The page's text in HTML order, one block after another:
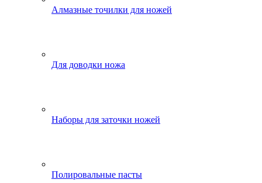
Алмазные точилки для ножей
Для доводки ножа
Наборы для заточки ножей
Полировальные пасты